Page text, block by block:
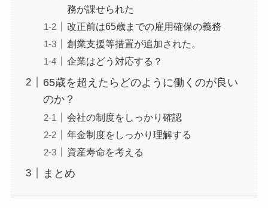
務が課せられた
改正前は65歳までの雇用確保の義務
創業支援等措置が追加された。
企業はどう対応する？
65歳を超えたらどのように働くのが良い
のか？
会社の制度をしっかり確認
年金制度をしっかり理解する
資産寿命を考える
まとめ